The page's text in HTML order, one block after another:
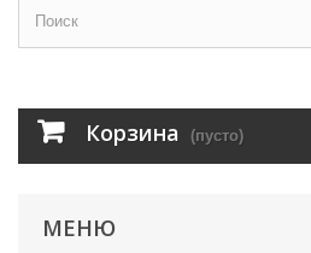
Корзина (пусто)
МЕНЮ